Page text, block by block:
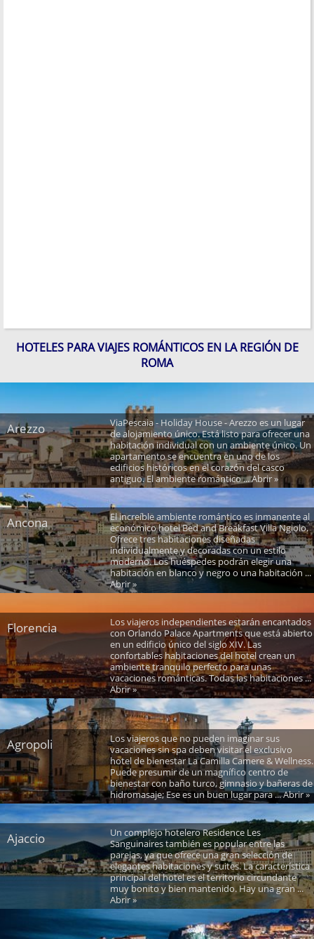
HOTELES PARA VIAJES ROMÁNTICOS EN LA REGIÓN DE
ROMA
Arezzo
ViaPescaia - Holiday House - Arezzo es un lugar
de alojamiento único. Está listo para ofrecer una
habitación individual con un ambiente único. Un
apartamento se encuentra en uno de los
edificios históricos en el corazón del casco
antiguo. El ambiente romántico ... Abrir »
Ancona
El increíble ambiente romántico es inmanente al
económico hotel Bed and Breakfast Villa Ngiolo.
Ofrece tres habitaciones diseñadas
individualmente y decoradas con un estilo
moderno. Los huéspedes podrán elegir una
habitación en blanco y negro o una habitación ...
Abrir »
Florencia
Los viajeros independientes estarán encantados
con Orlando Palace Apartments que está abierto
en un edificio único del siglo XIV. Las
confortables habitaciones del hotel crean un
ambiente tranquilo perfecto para unas
vacaciones románticas. Todas las habitaciones ...
Abrir »
Agropoli
Los viajeros que no pueden imaginar sus
vacaciones sin spa deben visitar el exclusivo
hotel de bienestar La Camilla Camere & Wellness.
Puede presumir de un magnífico centro de
bienestar con baño turco, gimnasio y bañeras de
hidromasaje; Ese es un buen lugar para ... Abrir »
Ajaccio
Un complejo hotelero Residence Les
Sanguinaires también es popular entre las
parejas, ya que ofrece una gran selección de
elegantes habitaciones y suites. La característica
principal del hotel es el territorio circundante
muy bonito y bien mantenido. Hay una gran ...
Abrir »